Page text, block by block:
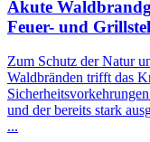
Akute
Feuer- und
Zum Schutz der Natur
Waldbränden trifft das
und der bereits stark
...